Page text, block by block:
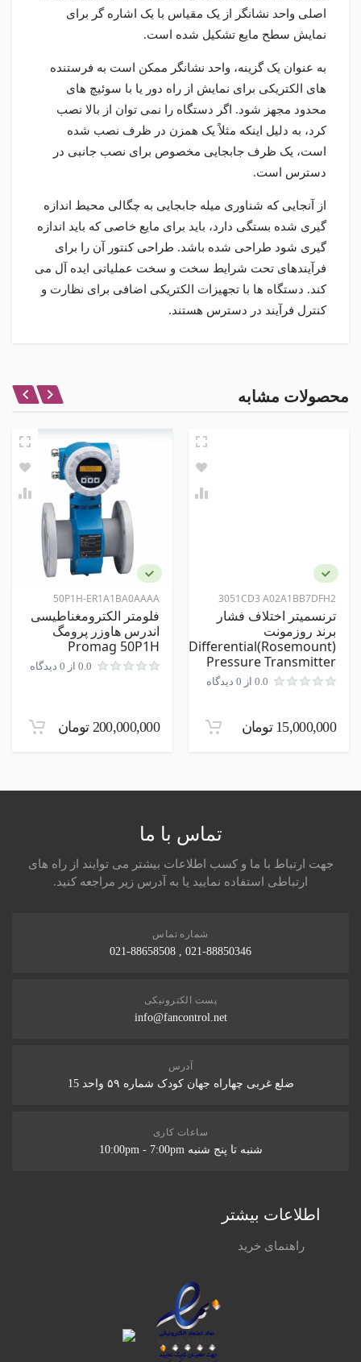
اصلی واحد نشانگر از یک مقیاس با یک اشاره گر برای
نمایش سطح مایع تشکیل شده است.
به عنوان یک گزینه، واحد نشانگر ممکن است به فرستنده
های الکتریکی برای نمایش از راه دور یا با سوئیچ های
محدود مجهز شود. اگر دستگاه را نمی توان از بالا نصب
کرد، به دلیل اینکه مثلاً یک همزن در ظرف نصب شده
است، یک ظرف جابجایی مخصوص برای نصب جانبی در
دسترس است.
از آنجایی که شناوری میله جابجایی به چگالی محیط اندازه
گیری شده بستگی دارد، باید برای مایع خاصی که باید اندازه
گیری شود طراحی شده باشد. طراحی کنتور آن را برای
فرآیندهای تحت شرایط سخت و سخت عملیاتی ایده آل می
کند. دستگاه ها با تجهیزات الکتریکی اضافی برای نظارت و
کنترل فرآیند در دسترس هستند.
جنس بدنه
نظر شما در باره این محصول
نظر شما
محصولات مشابه
3051CD3 A02A1BB7DFH2
ترنسمیتر اختلاف فشار
برند روزمونت
(Rosemount)Differential
Pressure Transmitter
0.0 از 0 دیدگاه
15,000,000 تومان
50P1H-ER1A1BA0AAAA
فلومتر الکترومغناطیسی
اندرس هاوزر پرومگ
Promag 50P1H
0.0 از 0 دیدگاه
200,000,000 تومان
تماس با ما
جهت ارتباط با ما و کسب اطلاعات بیشتر می توایند از راه های
ارتباطی استفاده نمایید یا به آدرس زیر مراجعه کنید.
شماره تماس
021-88850346 , 021-88658508
پست الکترونیکی
info@fancontrol.net
آدرس
ضلع غربی چهاراه جهان کودک شماره ۵۹ واحد 15
ساعات کاری
شنبه تا پنج شنبه 10:00pm - 7:00pm
اطلاعات بیشتر
راهنمای خرید